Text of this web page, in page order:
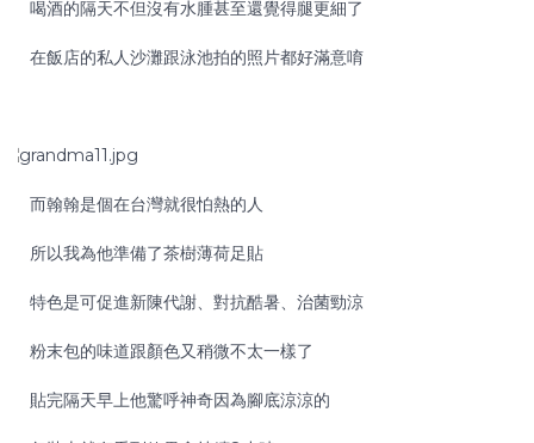
喝酒的隔天不但沒有水腫甚至還覺得腿更細了
在飯店的私人沙灘跟泳池拍的照片都好滿意唷
而翰翰是個在台灣就很怕熱的人
所以我為他準備了茶樹薄荷足貼
特色是可促進新陳代謝、對抗酷暑、治菌勁涼
粉末包的味道跟顏色又稍微不太一樣了
貼完隔天早上他驚呼神奇因為腳底涼涼的